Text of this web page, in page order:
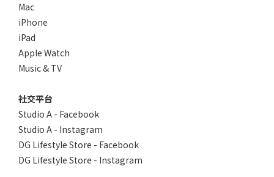
Mac
iPhone
iPad
Apple Watch
Music & TV
社交平台
Studio A - Facebook
Studio A - Instagram
DG Lifestyle Store - Facebook
DG Lifestyle Store - Instagram